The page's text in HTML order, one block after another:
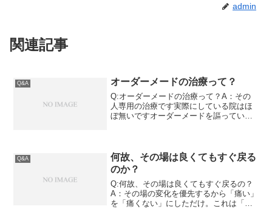
admin
関連記事
Q&A オーダーメードの治療って？
Q:オーダーメードの治療って？A：その
人専用の治療です実際にしている院はほ
ぼ無いですオーダーメードを謳っている
謳い文句が治療院の「...
Q&A
何故、その場は良くてもすぐ戻る
のか？
Q:何故、その場は良くてもすぐ戻るの？
A：その場の変化を優先するから「痛い」
を「痛くない」にしただけ。これは「何